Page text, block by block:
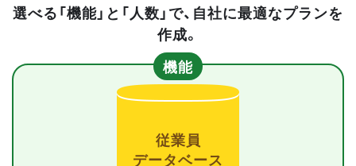
選べる「機能」と「人数」で、自社に最適なプランを
作成。
機能
従業員
データベース